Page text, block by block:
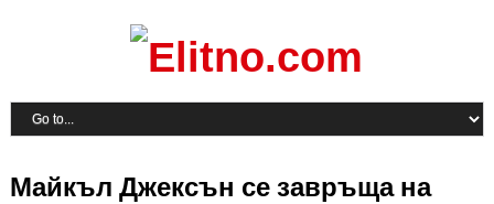
Майкъл Джексън се завръща на